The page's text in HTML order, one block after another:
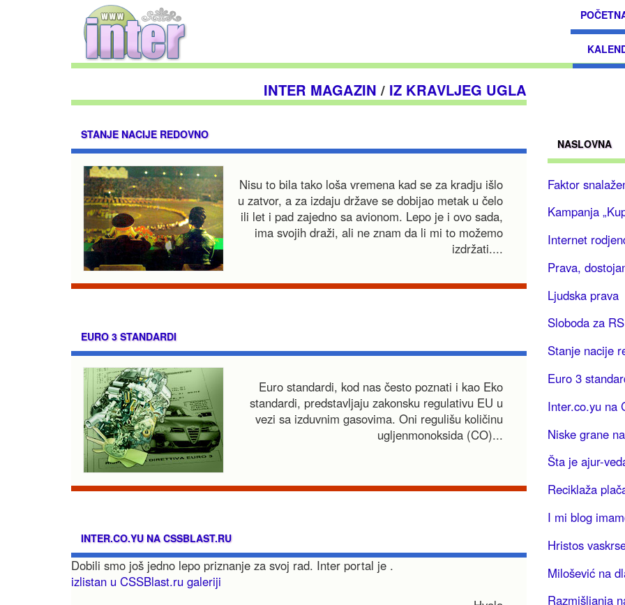
INTER MAGAZIN / IZ KRAVLJEG UGLA
STANJE NACIJE REDOVNO
Nisu to bila tako loša vremena kad se za kradju išlo
u zatvor, a za izdaju države se dobijao metak u čelo
ili let i pad zajedno sa avionom. Lepo je i ovo sada,
ima svojih draži, ali ne znam da li mi to možemo
izdržati....
EURO 3 STANDARDI
Euro standardi, kod nas često poznati i kao Eko
standardi, predstavljaju zakonsku regulativu EU u
vezi sa izduvnim gasovima. Oni regulišu količinu
ugljenmonoksida (CO)...
INTER.CO.YU NA CSSBLAST.RU
Dobili smo još jedno lepo priznanje za svoj rad. Inter portal je
izlistan u CSSBlast.ru galeriji
.
NASLOVNA
Faktor
Kampanja
Internet
Prava,
Ljudska prava
Sloboda za
Stanje nacije
Euro 3
Inter.co.yu na
Niske grane
Šta je ajur-
Reciklaža
I mi blog
Hristos
Milošević na
Razmišljanja